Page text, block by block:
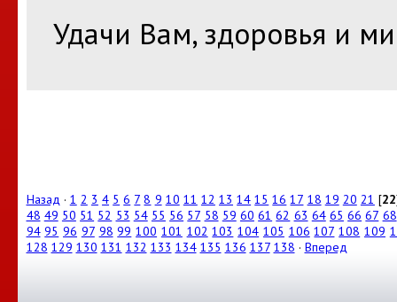
Удачи Вам, здоровья и
Назад · 1 2 3 4 5 6 7 8 9 10 11 12 13 14 15 16 17 18 19 20 21 [22
48 49 50 51 52 53 54 55 56 57 58 59 60 61 62 63 64 65 66 67 68
94 95 96 97 98 99 100 101 102 103 104 105 106 107 108 109
128 129 130 131 132 133 134 135 136 137 138 · Вперед